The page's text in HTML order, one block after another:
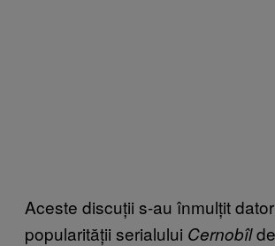
Aceste discuții s-au înmulțit
popularității serialului Cernobîl